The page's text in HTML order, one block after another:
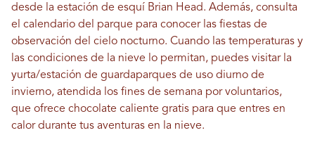
desde la estación de esquí Brian Head. Además, consulta
el calendario del parque para conocer las fiestas de
observación del cielo nocturno. Cuando las temperaturas y
las condiciones de la nieve lo permitan, puedes visitar la
yurta/estación de guardaparques de uso diurno de
invierno, atendida los fines de semana por voluntarios,
que ofrece chocolate caliente gratis para que entres en
calor durante tus aventuras en la nieve.